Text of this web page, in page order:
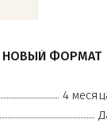
НОВЫЙ ФОРМАТ
4